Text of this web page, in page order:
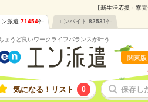
【新生活応援・寮
ン派遣 71454件 エンバイト 82531件
ょうど良いワークライフバランスが叶う
関東版
気になる！リスト 0 保存し